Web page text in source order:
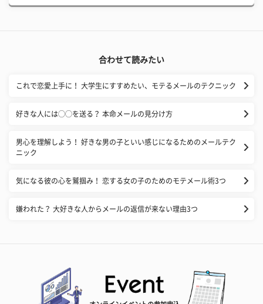
合わせて読みたい
これで恋愛上手に！ 大学生にすすめたい、モテるメールのテクニック
好きな人には◯◯を送る？ 本命メールの見分け方
男心を理解しよう！ 好きな男の子といい感じになるためのメールテク
ニック
気になる彼の心を鷲掴み！ 恋する女の子のためのモテメール術3つ
嫌われた？ 大好きな人からメールの返信が来ない理由3つ